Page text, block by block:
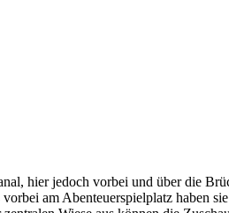
hier jedoch vorbei und über die
am Abenteuerspielplatz haben